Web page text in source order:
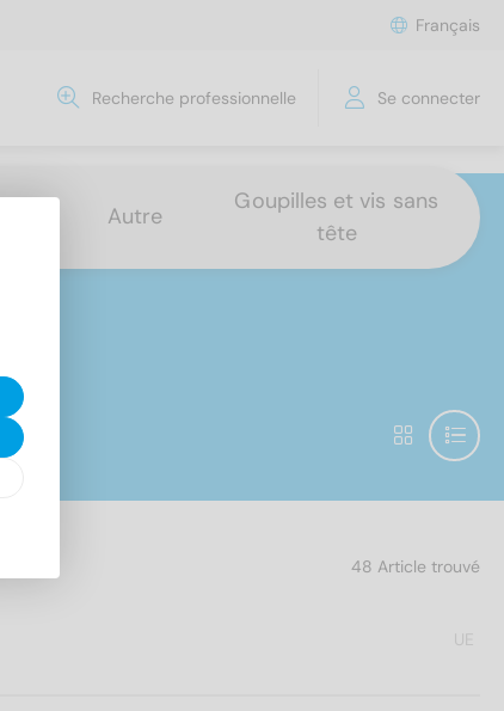
Français
Recherche professionnelle Se connecter
Autre
Goupilles et vis sans
tête
48 Article trouvé
UE